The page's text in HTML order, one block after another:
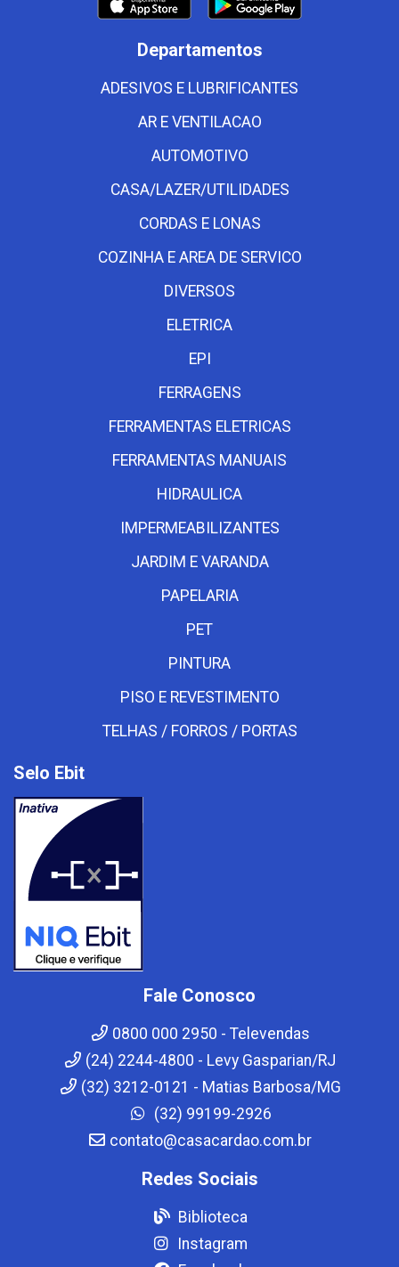
Departamentos
ADESIVOS E LUBRIFICANTES
AR E VENTILACAO
AUTOMOTIVO
CASA/LAZER/UTILIDADES
CORDAS E LONAS
COZINHA E AREA DE SERVICO
DIVERSOS
ELETRICA
EPI
FERRAGENS
FERRAMENTAS ELETRICAS
FERRAMENTAS MANUAIS
HIDRAULICA
IMPERMEABILIZANTES
JARDIM E VARANDA
PAPELARIA
PET
PINTURA
PISO E REVESTIMENTO
TELHAS / FORROS / PORTAS
Selo Ebit
Fale Conosco
0800 000 2950 - Televendas
(24) 2244-4800 - Levy Gasparian/RJ
(32) 3212-0121 - Matias Barbosa/MG
(32) 99199-2926
contato@casacardao.com.br
Redes Sociais
Biblioteca
Instagram